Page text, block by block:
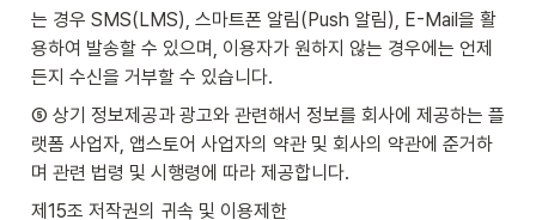
는 경우 SMS(LMS), 스마트폰 알림(Push 알림), E-Mail을 활
용하여 발송할 수 있으며, 이용자가 원하지 않는 경우에는 언제
든지 수신을 거부할 수 있습니다.
⑤ 상기 정보제공과 광고와 관련해서 정보를 회사에 제공하는 플
랫폼 사업자, 앱스토어 사업자의 약관 및 회사의 약관에 준거하
며 관련 법령 및 시행령에 따라 제공합니다.
제15조 저작권의 귀속 및 이용제한